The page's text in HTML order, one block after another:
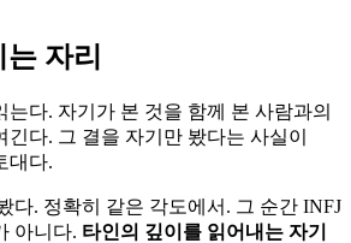
자리
는다. 자기가 본 것을 함께 본 사람과의
다. 그 결을 자기만 봤다는 사실이
대다.
다. 정확히 같은 각도에서. 그 순간 INFJ
아니다. 타인의 깊이를 읽어내는 자기